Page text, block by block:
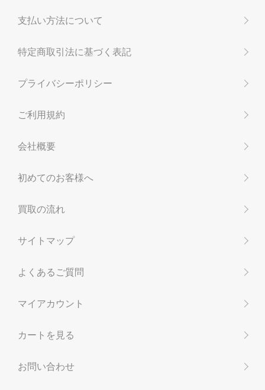
支払い方法について
特定商取引法に基づく表記
プライバシーポリシー
ご利用規約
会社概要
初めてのお客様へ
買取の流れ
サイトマップ
よくあるご質問
マイアカウント
カートを見る
お問い合わせ